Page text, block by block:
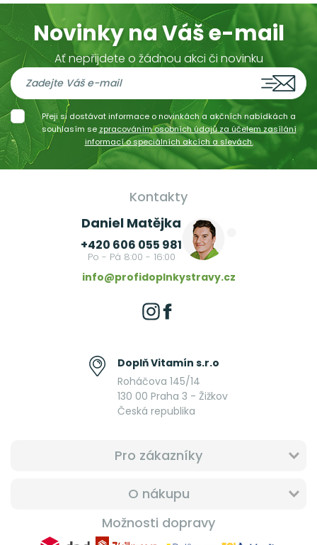
Novinky na Váš e-mail
Ať nepřijdete o žádnou akci či novinku
Přeji si dostávat informace o novinkách a akčních nabídkách a
souhlasím se zpracováním osobních údajů za účelem zasílání
informací o speciálních akcích a slevách.
Kontakty
Daniel Matějka
+420 606 055 981
Po - Pá 8:00 - 16:00
info@profidoplnkystravy.cz
Doplň Vitamín s.r.o
Roháčova 145/14
130 00 Praha 3 - Žižkov
Česká republika
Pro zákazníky
O nákupu
Možnosti dopravy